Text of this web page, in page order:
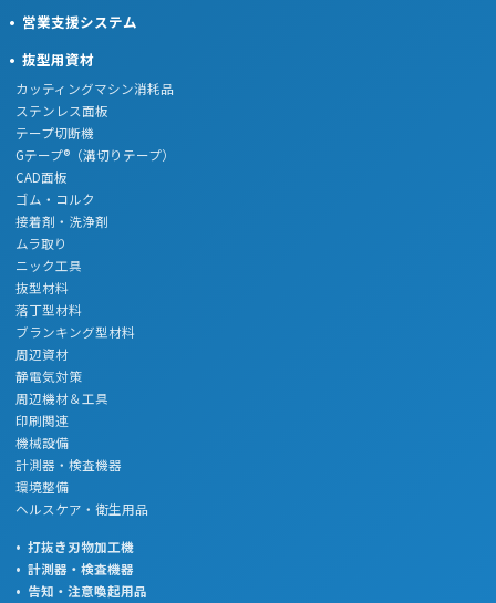
営業支援システム
抜型用資材
カッティングマシン消耗品
ステンレス面板
テープ切断機
Gテープ®（溝切りテープ）
CAD面板
ゴム・コルク
接着剤・洗浄剤
ムラ取り
ニック工具
抜型材料
落丁型材料
ブランキング型材料
周辺資材
静電気対策
周辺機材＆工具
印刷関連
機械設備
計測器・検査機器
環境整備
ヘルスケア・衛生用品
打抜き刃物加工機
計測器・検査機器
告知・注意喚起用品